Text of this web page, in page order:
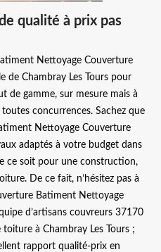
qualité à prix pas
Nettoyage Couverture
de Chambray Les Tours pour
de gamme, sur mesure mais à
concurrences. Sachez que
Nettoyage Couverture
adaptés à votre budget dans
ce soit pour une construction,
De ce fait, n’hésitez pas à
Batiment Nettoyage
d’artisans couvreurs 37170
à Chambray Les Tours ;
rapport qualité-prix en